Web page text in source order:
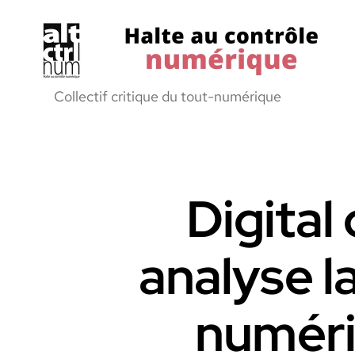
Halte
Collectif critique du tout-numérique
Digital
analyse